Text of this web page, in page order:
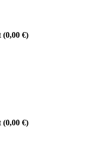
(0,00 €)
(0,00 €)